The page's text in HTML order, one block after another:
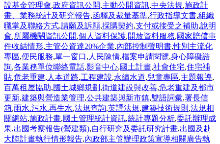
設基金管理會,政府資訊公開,主動公開資訊,中央法規,施政計
畫、業務統計及研究報告,函釋及裁量基準,行政指導文書,組織
職掌及聯絡方式,請願及訴願,採購契約,支付或接受之補助,說明
會,所屬機關資訊公開,個人資料保護,開放資料服務,國家賠償事
件收結情形,主管公資達20%企業,內部控制聲明書,性別主流化
專區,便民服務,單一窗口, 人民陳情,檔案申請閱覽,身心障礙諮
詢,各業務單位聯絡電話,影音中心,國土計畫,社會住宅,住宅補
貼,危老重建, 人本道路,工程建設,永續水道,兒童專區,主題報導,
百萬租屋協助,國土城鄉規劃 ,街道建設與改善,危老重建及都市
更新,建築與營造業管理,公共建築與新市鎮,雙語詞彙,署長信
箱,雨水.污水.再生水,法規查詢,英譯法規,建築技術規則 ,法規相
關網站,施政計畫,國土管理統計資訊,統計專題分析,委託辦理成
果,出國考察報告(營建類),自行研究及委託研究計畫,出國及赴
大陸計畫執行情形報告,內政部主管辦理政策宣導相關廣告執